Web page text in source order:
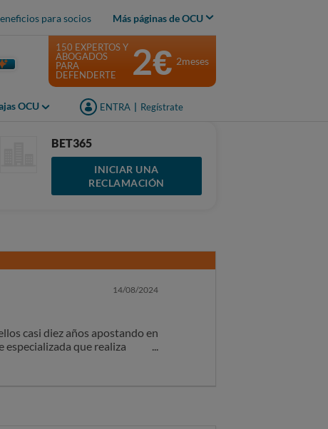
para socios Más páginas de OCU
OCU ENTRA Regístrate
150 EXPERTOS Y
ABOGADOS
PARA
DEFENDERTE
2€ 2meses
BET365
INICIAR UNA
RECLAMACIÓN
14/08/2024
casi diez años apostando en
que realiza
al no tener beneficios todo
cerrarme la cuenta sin